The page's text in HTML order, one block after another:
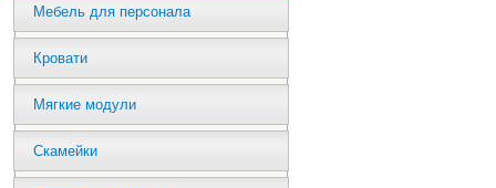
Мебель для персонала
Кровати
Мягкие модули
Скамейки